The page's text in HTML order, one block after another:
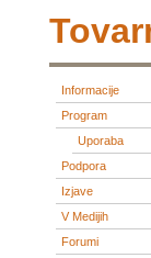
Informacije
Program
Uporaba
Podpora
Izjave
V Medijih
Forumi